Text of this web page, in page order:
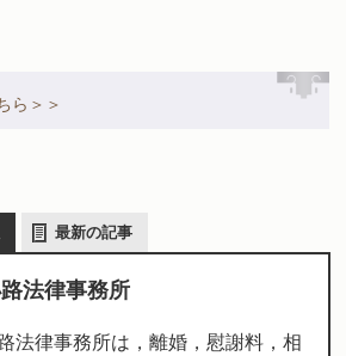
ら＞＞
最新の記事
法律事務所
法律事務所は，離婚，慰謝料，相